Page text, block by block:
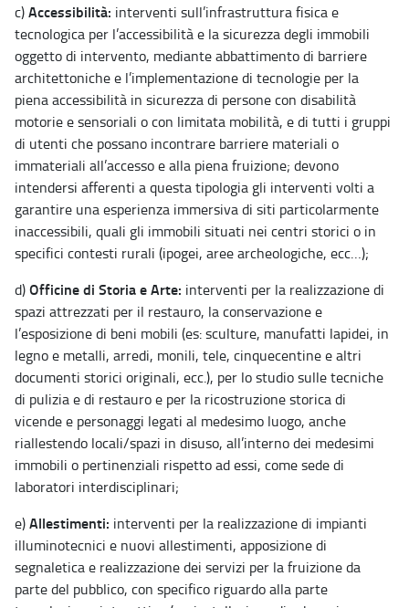
c)Accessibilità: interventi sull’infrastruttura fisica e
tecnologica per l’accessibilità e la sicurezza degli immobili
oggetto di intervento, mediante abbattimento di barriere
architettoniche e l’implementazione di tecnologie per la
piena accessibilità in sicurezza di persone con disabilità
motorie e sensoriali o con limitata mobilità, e di tutti i gruppi
di utenti che possano incontrare barriere materiali o
immateriali all’accesso e alla piena fruizione; devono
intendersi afferenti a questa tipologia gli interventi volti a
garantire una esperienza immersiva di siti particolarmente
inaccessibili, quali gli immobili situati nei centri storici o in
specifici contesti rurali (ipogei, aree archeologiche, ecc…);
d)Officine di Storia e Arte: interventi per la realizzazione di
spazi attrezzati per il restauro, la conservazione e
l’esposizione di beni mobili (es: sculture, manufatti lapidei, in
legno e metalli, arredi, monili, tele, cinquecentine e altri
documenti storici originali, ecc.), per lo studio sulle tecniche
di pulizia e di restauro e per la ricostruzione storica di
vicende e personaggi legati al medesimo luogo, anche
riallestendo locali/spazi in disuso, all’interno dei medesimi
immobili o pertinenziali rispetto ad essi, come sede di
laboratori interdisciplinari;
e)Allestimenti: interventi per la realizzazione di impianti
illuminotecnici e nuovi allestimenti, apposizione di
segnaletica e realizzazione dei servizi per la fruizione da
parte del pubblico, con specifico riguardo alla parte